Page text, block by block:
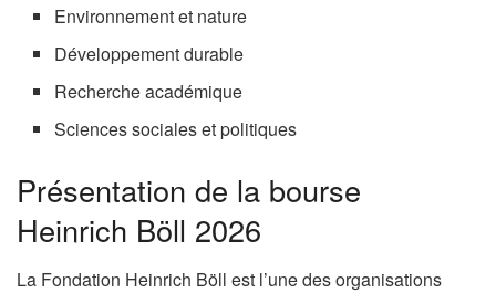
Environnement et nature
Développement durable
Recherche académique
Sciences sociales et politiques
Présentation de la bourse
Heinrich Böll 2026
La Fondation Heinrich Böll est l’une des organisations